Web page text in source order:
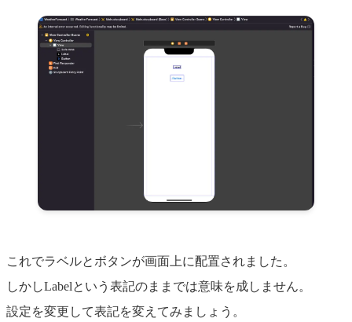
これでラベルとボタンが画面上に配置されました。
しかしLabelという表記のままでは意味を成しません。
設定を変更して表記を変えてみましょう。